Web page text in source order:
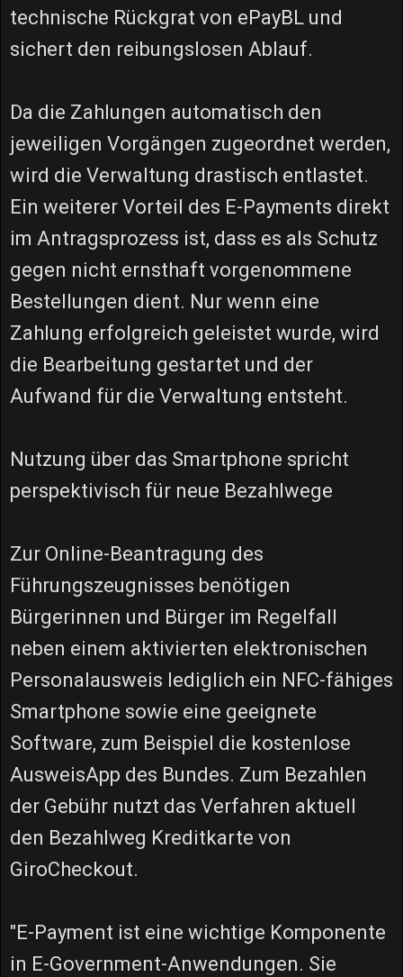
technische Rückgrat von ePayBL und
sichert den reibungslosen Ablauf.
Da die Zahlungen automatisch den
jeweiligen Vorgängen zugeordnet werden,
wird die Verwaltung drastisch entlastet.
Ein weiterer Vorteil des E-Payments direkt
im Antragsprozess ist, dass es als Schutz
gegen nicht ernsthaft vorgenommene
Bestellungen dient. Nur wenn eine
Zahlung erfolgreich geleistet wurde, wird
die Bearbeitung gestartet und der
Aufwand für die Verwaltung entsteht.
Nutzung über das Smartphone spricht
perspektivisch für neue Bezahlwege
Zur Online-Beantragung des
Führungszeugnisses benötigen
Bürgerinnen und Bürger im Regelfall
neben einem aktivierten elektronischen
Personalausweis lediglich ein NFC-fähiges
Smartphone sowie eine geeignete
Software, zum Beispiel die kostenlose
AusweisApp des Bundes. Zum Bezahlen
der Gebühr nutzt das Verfahren aktuell
den Bezahlweg Kreditkarte von
GiroCheckout.
"E-Payment ist eine wichtige Komponente
in E-Government-Anwendungen. Sie